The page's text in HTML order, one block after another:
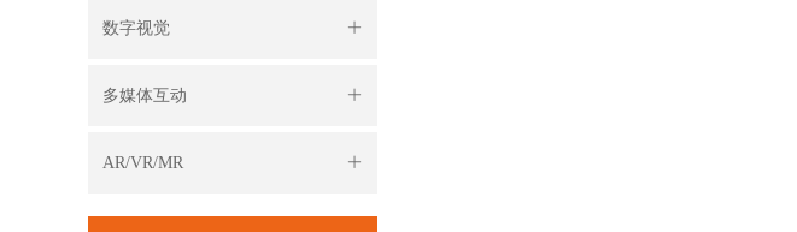
ꄶ
数字视觉
ꄶ
多媒体互动
ꄶ
AR/VR/MR